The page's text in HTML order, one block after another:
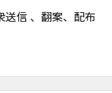
信 、翻案、配布